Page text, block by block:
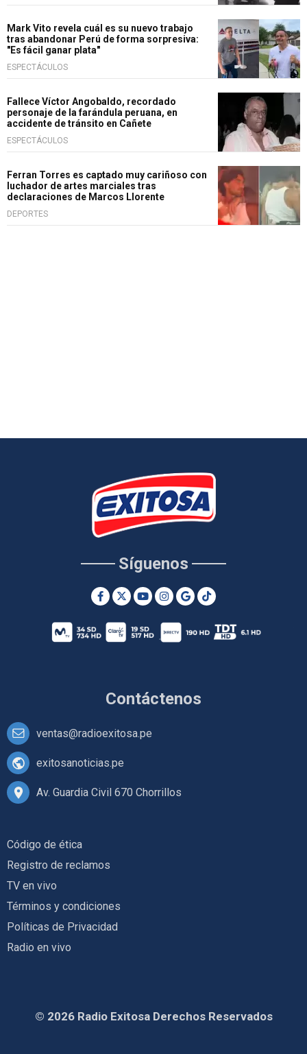
Mark Vito revela cuál es su nuevo trabajo
tras abandonar Perú de forma sorpresiva:
"Es fácil ganar plata"
ESPECTÁCULOS
Fallece Víctor Angobaldo, recordado
personaje de la farándula peruana, en
accidente de tránsito en Cañete
ESPECTÁCULOS
Ferran Torres es captado muy cariñoso con
luchador de artes marciales tras
declaraciones de Marcos Llorente
DEPORTES
Contáctenos
ventas@radioexitosa.pe
exitosanoticias.pe
Av. Guardia Civil 670 Chorrillos
Síguenos
Código de ética
Registro de reclamos
TV en vivo
Términos y condiciones
Políticas de Privacidad
Radio en vivo
© 2026 Radio Exitosa Derechos Reservados